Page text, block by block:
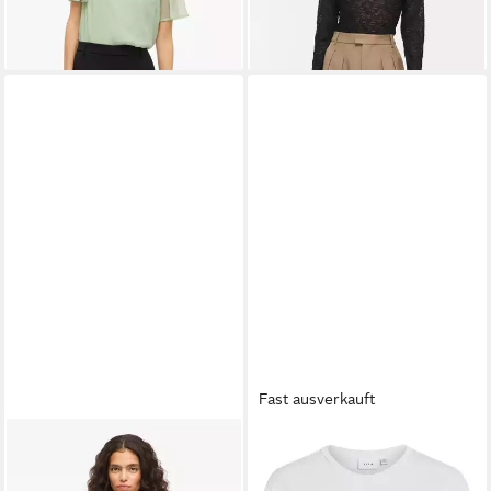
Langarmshirt
VIELLETTE L/S SMOCK
Fast ausverkauft
Kurzarmshirt
VIMODALA C/S O-NECK